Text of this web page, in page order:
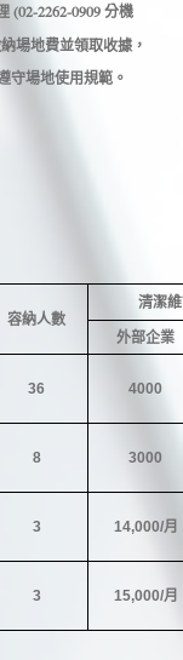
(02-2262-0909分機
場地費並領取收據，
守場地使用規範。
容納人數
清潔
外部企業
36 4000
8 3000
3 14,000/月
3 15,000/月